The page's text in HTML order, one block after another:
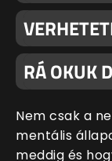
RÁ OKUK
Nem csak a
mentális
meddig és